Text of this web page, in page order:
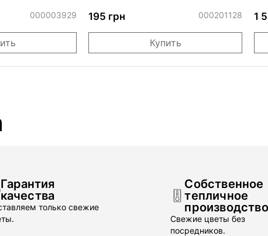
000003929
195 грн
000201128
Купить
1
Гарантия
качества
только свежие
Собственное
тепличное
производство
Свежие цветы без
посредников.